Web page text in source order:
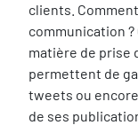
clients.
communication
matière de prise
permettent de
tweets ou
de ses